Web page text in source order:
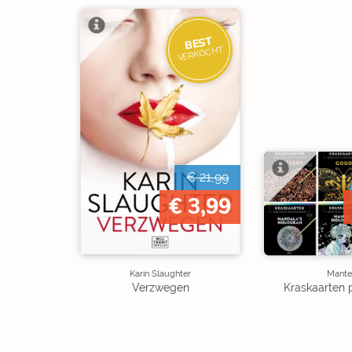
BEST
VERKOCHT
€ 21,99
€ 3,99
Karin Slaughter
Verzwegen Kraskaarten